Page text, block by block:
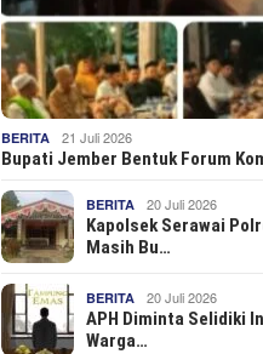
BERITA 21 Juli 2026
Bupati Jember Bentuk Forum
BERITA 20 Juli 2026
Kapolsek Serawai
Masih Bu…
BERITA 20 Juli 2026
APH Diminta Selidiki
Warga…